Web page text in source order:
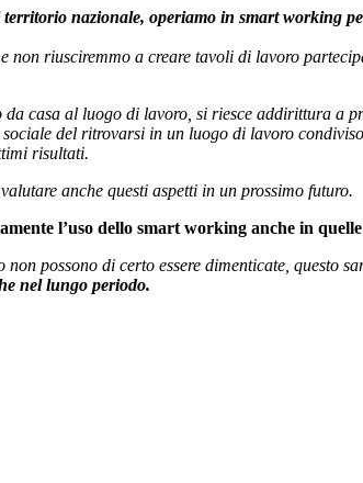
nazionale, operiamo in smart working
riusciremmo a creare tavoli di lavoro
da casa al luogo di lavoro, si riesce addirittura a
del ritrovarsi in un luogo di lavoro
risultati.
anche questi aspetti in un prossimo futuro.
l’uso dello smart working anche in
possono di certo essere dimenticate, questo
nel lungo periodo.